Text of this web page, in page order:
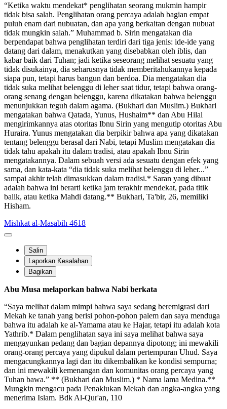
“Ketika waktu mendekat* penglihatan seorang mukmin hampir
tidak bisa salah. Penglihatan orang percaya adalah bagian empat
puluh enam dari nubuatan, dan apa yang berkaitan dengan nubuat
tidak mungkin salah.” Muhammad b. Sirin mengatakan dia
berpendapat bahwa penglihatan terdiri dari tiga jenis: ide-ide yang
datang dari dalam, menakutkan yang disebabkan oleh iblis, dan
kabar baik dari Tuhan; jadi ketika seseorang melihat sesuatu yang
tidak disukainya, dia seharusnya tidak memberitahukannya kepada
siapa pun, tetapi harus bangun dan berdoa. Dia mengatakan dia
tidak suka melihat belenggu di leher saat tidur, tetapi bahwa orang-
orang senang dengan belenggu, karena dikatakan bahwa belenggu
menunjukkan teguh dalam agama. (Bukhari dan Muslim.) Bukhari
mengatakan bahwa Qatada, Yunus, Hushaim** dan Abu Hilal
mengirimkannya atas otoritas Ibnu Sirin yang mengutip otoritas Abu
Huraira. Yunus mengatakan dia berpikir bahwa apa yang dikatakan
tentang belenggu berasal dari Nabi, tetapi Muslim mengatakan dia
tidak tahu apakah itu dalam tradisi, atau apakah Ibnu Sirin
mengatakannya. Dalam sebuah versi ada sesuatu dengan efek yang
sama, dan kata-kata “dia tidak suka melihat belenggu di leher...”
sampai akhir telah dimasukkan dalam tradisi.* Saran yang dibuat
adalah bahwa ini berarti ketika jam terakhir mendekat, pada titik
balik, atau ketika Mahdi datang.** Bukhari, Ta'bir, 26, memiliki
Hisham.
Mishkat al-Masabih 4618
Salin
Laporkan Kesalahan
Bagikan
Abu Musa melaporkan bahwa Nabi berkata
“Saya melihat dalam mimpi bahwa saya sedang beremigrasi dari
Mekah ke tanah yang berisi pohon-pohon palem dan saya menduga
bahwa itu adalah ke al-Yamama atau ke Hajar, tetapi itu adalah kota
Yathrib.* Dalam penglihatan saya ini saya melihat bahwa saya
mengayunkan pedang dan bagian depannya dipotong; ini mewakili
orang-orang percaya yang dipukul dalam pertempuran Uhud. Saya
mengacungkannya lagi dan itu dikembalikan ke kondisi sempurna;
dan ini mewakili kemenangan dan komunitas orang percaya yang
Tuhan bawa.” ** (Bukhari dan Muslim.) * Nama lama Medina.**
Mungkin mengacu pada Penaklukan Mekah dan angka-angka yang
menerima Islam. Bdk Al-Qur'an, 110